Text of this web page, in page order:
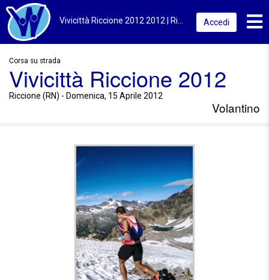
Accedi
Corsa su strada
Vivicittà Riccione 2012
Riccione (RN) - Domenica, 15 Aprile 2012
Volantino